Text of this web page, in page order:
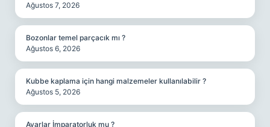
Ağustos 7, 2026
Bozonlar temel parçacık mı ?
Ağustos 6, 2026
Kubbe kaplama için hangi malzemeler kullanılabilir ?
Ağustos 5, 2026
Avarlar İmparatorluk mu ?